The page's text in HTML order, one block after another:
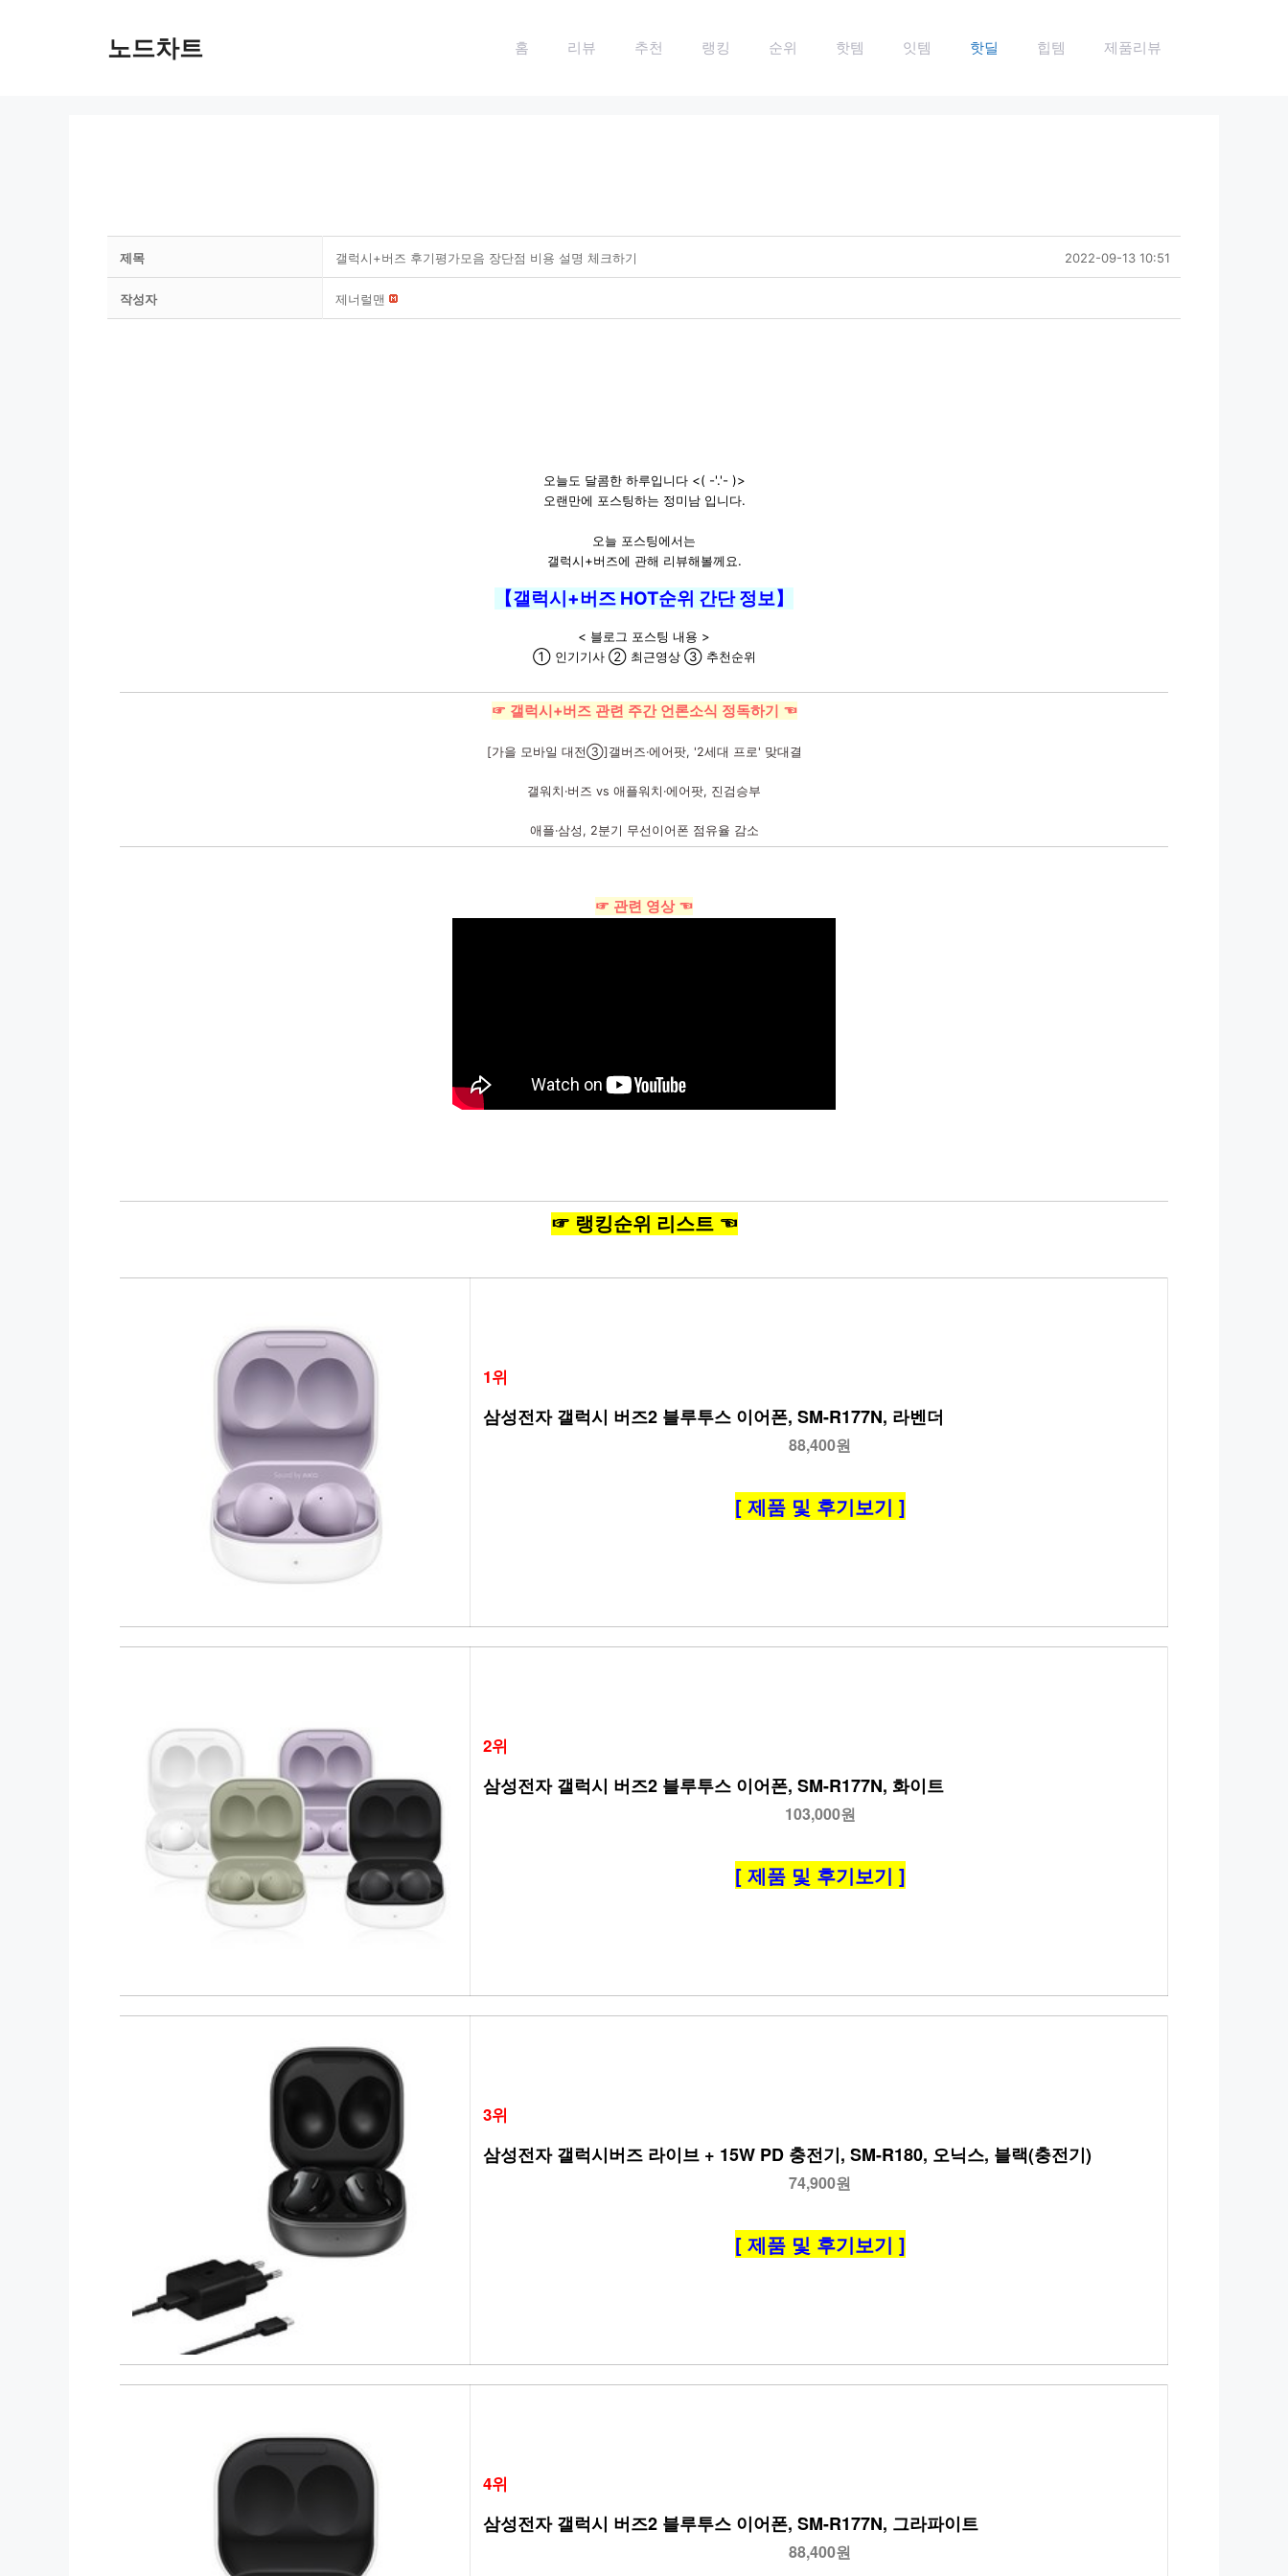
노드차트 홈 리뷰 추천 랭킹 순위 핫템 잇템 핫딜 힙템 제품리뷰
제목 갤럭시+버즈 후기평가모음 장단점 비용 설명 체크하기 2022-09-13 10:51
작성자 제너럴맨
오늘도 달콤한 하루입니다 <( -'.'- )>
오랜만에 포스팅하는 정미남 입니다.
오늘 포스팅에서는
갤럭시+버즈에 관해 리뷰해볼께요.
【갤럭시+버즈 HOT순위 간단 정보】
< 블로그 포스팅 내용 >
① 인기기사 ② 최근영상 ③ 추천순위
☞ 갤럭시+버즈 관련 주간 언론소식 정독하기 ☜
[가을 모바일 대전③]갤버즈·에어팟, '2세대 프로' 맞대결
갤워치·버즈 vs 애플워치·에어팟, 진검승부
애플·삼성, 2분기 무선이어폰 점유율 감소
☞ 관련 영상 ☜
☞ 랭킹순위 리스트 ☜
1위
삼성전자 갤럭시 버즈2 블루투스 이어폰, SM-R177N, 라벤더
88,400원
[ 제품 및 후기보기 ]
2위
삼성전자 갤럭시 버즈2 블루투스 이어폰, SM-R177N, 화이트
103,000원
[ 제품 및 후기보기 ]
3위
삼성전자 갤럭시버즈 라이브 + 15W PD 충전기, SM-R180, 오닉스, 블랙(충전기)
74,900원
[ 제품 및 후기보기 ]
4위
삼성전자 갤럭시 버즈2 블루투스 이어폰, SM-R177N, 그라파이트
88,400원